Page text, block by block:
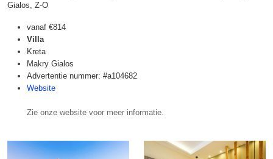
Gialos, Z-O
vanaf €814
Villa
Kreta
Makry Gialos
Advertentie nummer: #a104682
Website
Zie onze website voor meer informatie.